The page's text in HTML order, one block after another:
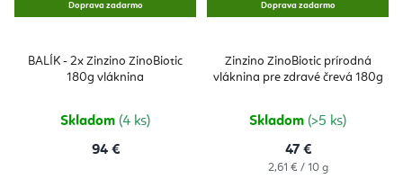
Doprava zadarmo
BALÍK - 2x Zinzino ZinoBiotic
180g vláknina
Skladom (4 ks)
94 €
Doprava zadarmo
Zinzino ZinoBiotic prírodná
vláknina pre zdravé črevá 180g
Skladom (>5 ks)
47 €
Jednotková
2,61 € / 10 g